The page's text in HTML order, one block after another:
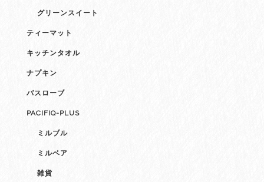
グリーンスイート
ティーマット
キッチンタオル
ナプキン
バスローブ
PACIFIQ-PLUS
ミルブル
ミルベア
雑貨